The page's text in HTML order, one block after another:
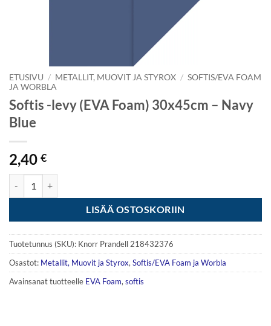
ETUSIVU / METALLIT, MUOVIT JA STYROX / SOFTIS/EVA FOAM
JA WORBLA
Softis -levy (EVA Foam) 30x45cm – Navy
Blue
2,40 €
LISÄÄ OSTOSKORIIN
Tuotetunnus (SKU): Knorr Prandell 218432376
Osastot: Metallit, Muovit ja Styrox, Softis/EVA Foam ja Worbla
Avainsanat tuotteelle EVA Foam, softis